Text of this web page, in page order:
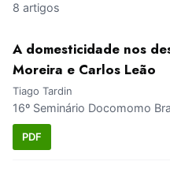
8 artigos
A domesticidade nos
Moreira e Carlos Leão
Tiago Tardin
16º Seminário Docomomo
PDF